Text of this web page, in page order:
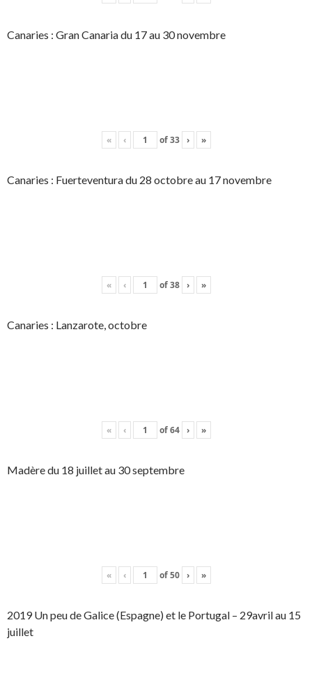
Canaries : Gran Canaria du 17 au 30 novembre
« ‹ of33 › »
Canaries : Fuerteventura du 28 octobre au 17 novembre
« ‹ of38 › »
Canaries : Lanzarote, octobre
« ‹ of64 › »
Madère du 18 juillet au 30 septembre
« ‹ of50 › »
2019 Un peu de Galice (Espagne) et le Portugal – 29avril au 15
juillet